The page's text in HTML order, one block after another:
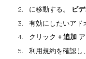
に移動する。
ビ
有効にしたいアド
クリック + 追加
利用規約を確認し